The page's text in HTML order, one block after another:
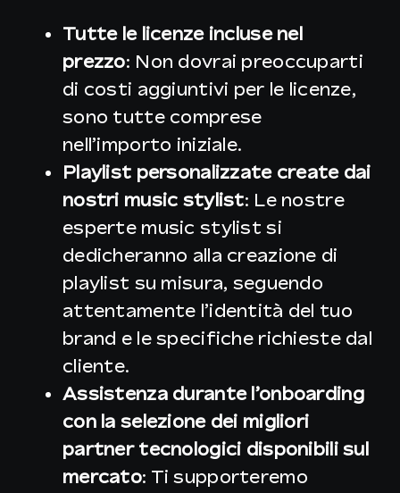
Tutte le licenze incluse nel
prezzo: Non dovrai preoccuparti
di costi aggiuntivi per le licenze,
sono tutte comprese
nell’importo iniziale.
Playlist personalizzate create dai
nostri music stylist: Le nostre
esperte music stylist si
dedicheranno alla creazione di
playlist su misura, seguendo
attentamente l’identità del tuo
brand e le specifiche richieste dal
cliente.
Assistenza durante l’onboarding
con la selezione dei migliori
partner tecnologici disponibili sul
mercato: Ti supporteremo